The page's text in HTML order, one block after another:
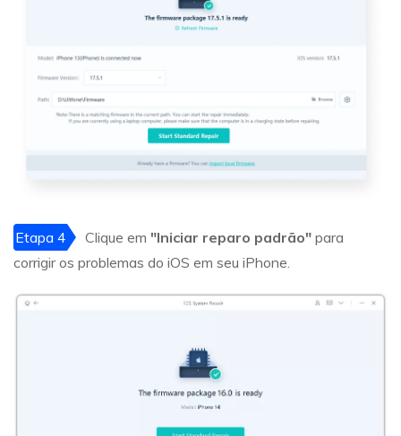
Etapa 4 Clique em "Iniciar reparo padrão" para
corrigir os problemas do iOS em seu iPhone.